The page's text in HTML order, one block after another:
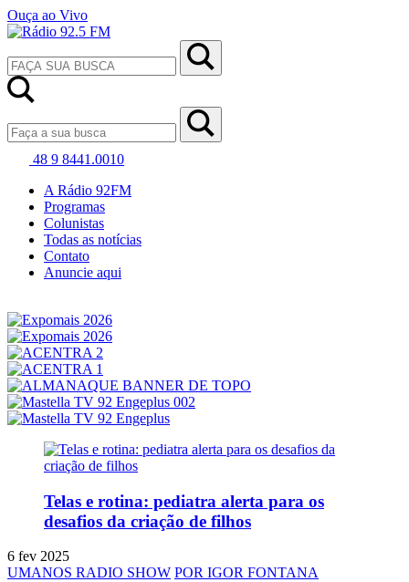
Ouça ao Vivo
48 9 8441.0010
A Rádio 92FM
Programas
Colunistas
Todas as notícias
Contato
Anuncie aqui
Telas e rotina: pediatra alerta para os
desafios da criação de filhos
6 fev 2025
UMANOS RADIO SHOW POR IGOR FONTANA